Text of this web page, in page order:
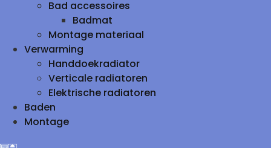
Bad accessoires
Badmat
Montage materiaal
Verwarming
Handdoekradiator
Verticale radiatoren
Elektrische radiatoren
Baden
Montage